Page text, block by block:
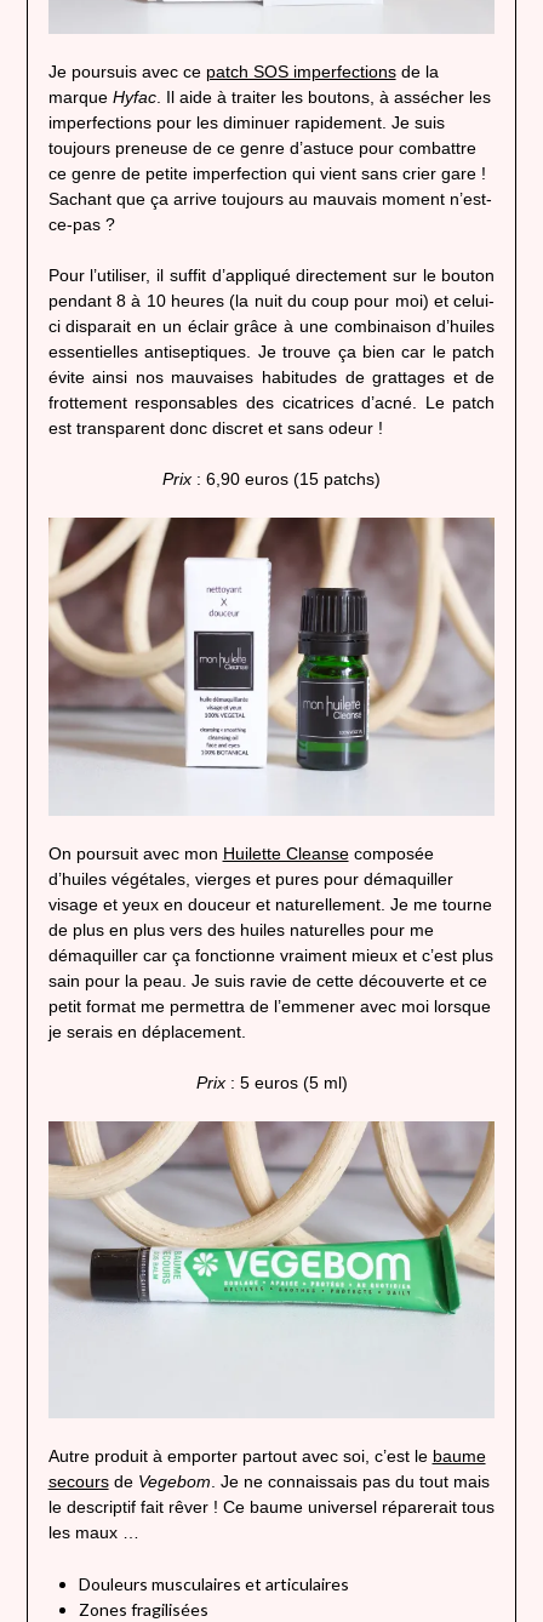
Je poursuis avec ce patch SOS imperfectionsde la
marque Hyfac. Il aide à traiter les boutons, à assécher les
imperfections pour les diminuer rapidement. Je suis
toujours preneuse de ce genre d’astuce pour combattre
ce genre de petite imperfection qui vient sans crier gare !
Sachant que ça arrive toujours au mauvais moment n’est-
ce-pas ?
Pour l’utiliser, il suffit d’appliqué directement sur le bouton
pendant 8 à 10 heures (la nuit du coup pour moi) et celui-
ci disparait en un éclair grâce à une combinaison d’huiles
essentielles antiseptiques. Je trouve ça bien car le patch
évite ainsi nos mauvaises habitudes de grattages et de
frottement responsables des cicatrices d’acné. Le patch
est transparent donc discret et sans odeur !
Prix : 6,90 euros (15 patchs)
On poursuit avec mon Huilette Cleansecomposée
d’huiles végétales, vierges et pures pour démaquiller
visage et yeux en douceur et naturellement. Je me tourne
de plus en plus vers des huiles naturelles pour me
démaquiller car ça fonctionne vraiment mieux et c’est plus
sain pour la peau. Je suis ravie de cette découverte et ce
petit format me permettra de l’emmener avec moi lorsque
je serais en déplacement.
Prix: 5 euros (5 ml)
Autre produit à emporter partout avec soi, c’est le baume
secoursde Vegebom. Je ne connaissais pas du tout mais
le descriptif fait rêver ! Ce baume universel réparerait tous
les maux …
Douleurs musculaires et articulaires
Zones fragilisées